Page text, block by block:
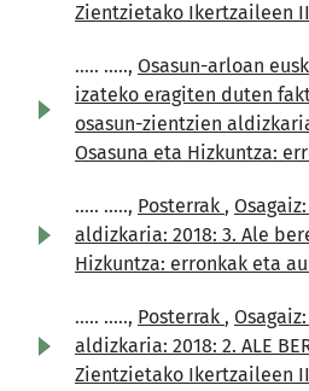
Zientzietako Ikertzaileen
..... ....., Osasun-arloan
izateko eragiten duten
osasun-zientzien
Osasuna eta Hizkuntza:
..... ....., Posterrak ,
aldizkaria: 2018: 3. Ale
Hizkuntza: erronkak eta
..... ....., Posterrak ,
aldizkaria: 2018: 2. ALE
Zientzietako Ikertzaileen